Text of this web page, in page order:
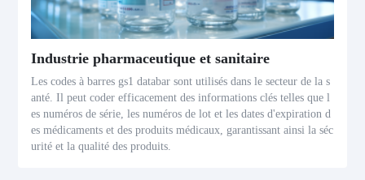
Industrie pharmaceutique et sanitaire
Les codes à barres gs1 databar sont utilisés dans le secteur de la s
anté. Il peut coder efficacement des informations clés telles que l
es numéros de série, les numéros de lot et les dates d'expiration d
es médicaments et des produits médicaux, garantissant ainsi la séc
urité et la qualité des produits.